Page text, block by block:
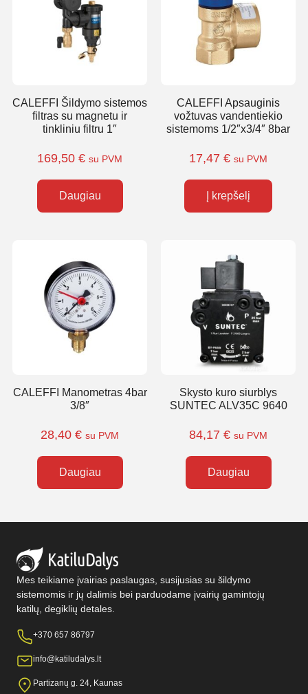
CALEFFI Šildymo sistemos
filtras su magnetu ir
tinkliniu filtru 1″
169,50 € su PVM
Daugiau
CALEFFI Apsauginis
vožtuvas vandentiekio
sistemoms 1/2″x3/4″ 8bar
17,47 € su PVM
Į krepšelį
CALEFFI Manometras 4bar
3/8″
28,40 € su PVM
Daugiau
Skysto kuro siurblys
SUNTEC ALV35C 9640
84,17 € su PVM
Daugiau
Mes teikiame įvairias paslaugas, susijusias su šildymo
sistemomis ir jų dalimis bei parduodame įvairių gamintojų
katilų, degiklių detales.
+370 657 86797
info@katiludalys.lt
Partizanų g. 24, Kaunas